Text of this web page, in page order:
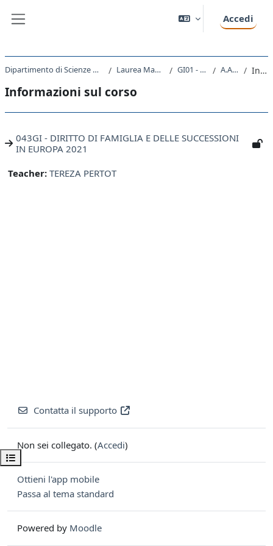
Accedi
Apri indice del corso
Dipartimento di Scienze Giuridiche, del Linguaggio, dell`Interpretazione e della Traduzione Laurea Magistrale Ciclo Unico 5 anni GI01 - GIURISPRUDENZA A.A. 2021 - 2022 Introduzione
Informazioni sul corso
043GI - DIRITTO DI FAMIGLIA E DELLE SUCCESSIONI
IN EUROPA 2021
Teacher: TEREZA PERTOT
Contatta il supporto
Non sei collegato. (Accedi)
Ottieni l'app mobile
Passa al tema standard
Powered by Moodle